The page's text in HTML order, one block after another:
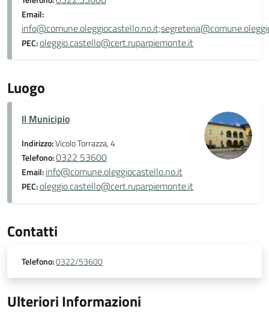
Email:
PEC:oleggio.castello@cert.ruparpiemonte.it
Luogo
Il Municipio
Indirizzo:Vicolo Torrazza, 4
Telefono:0322 53600
Email:info@comune.oleggiocastello.no.it
PEC:oleggio.castello@cert.ruparpiemonte.it
Contatti
Telefono:0322/53600
Ulteriori Informazioni